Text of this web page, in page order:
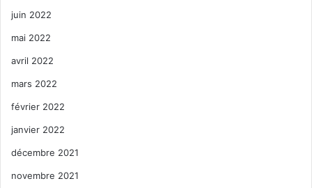
juin 2022
mai 2022
avril 2022
mars 2022
février 2022
janvier 2022
décembre 2021
novembre 2021